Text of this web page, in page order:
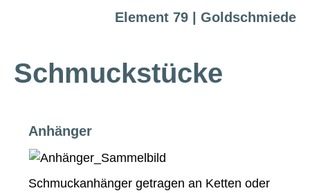
Element 79 | Goldschmiede
Schmuckstücke
Anhänger
Schmuckanhänger getragen an Ketten oder